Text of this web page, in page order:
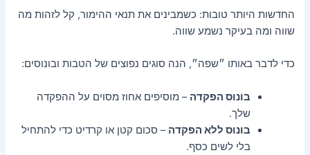
החדשות היותר טובות: כשמבינים את תנאי ההימור, קל לזהות מה
שווה ומה בעיקר נשמע שווה.
כדי לדבר באותו ״שפה״, הנה סוגים נפוצים של הטבות ובונוסים:
בונוס הפקדה – מוסיפים אחוז מסוים על ההפקדה
שלך.
בונוס ללא הפקדה – סכום קטן או קרדיט כדי להתחיל
בלי לשים כסף.